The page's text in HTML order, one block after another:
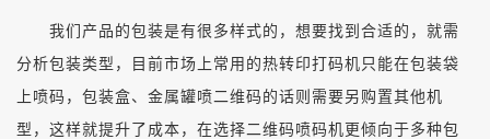
我们产品的包装是有很多样式的，想要找到合适的，就需
分析包装类型，目前市场上常用的热转印打码机只能在包装袋
上喷码，包装盒、金属罐喷二维码的话则需要另购置其他机
型，这样就提升了成本，在选择二维码喷码机更倾向于多种包